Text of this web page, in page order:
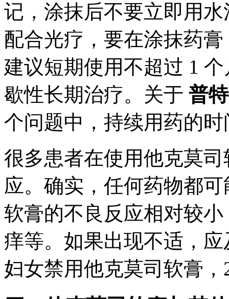
记，涂抹后不要立即用
配合光疗，要在涂抹药
建议短期使用不超过 1
歇性长期治疗。关于 普
个问题中，持续用药的
很多患者在使用他克莫
应。确实，任何药物都
软膏的不良反应相对较
痒等。如果出现不适，
妇女禁用他克莫司软膏